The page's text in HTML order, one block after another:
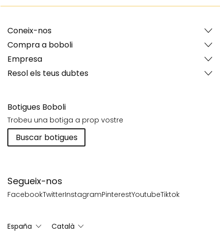
Segueix-nos
FacebookTwitterInstagramPinterestYoutubeTiktok
Coneix-nos
Compra a boboli
Empresa
Resol els teus dubtes
Botigues Boboli
Trobeu una botiga a prop vostre
Buscar botigues
España Català